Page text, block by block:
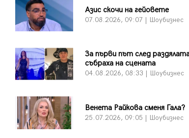
Азис скочи на гейовете
07.08.2026, 09:07 | Шоубизнес
За първи път след
събраха на сцената
04.08.2026, 08:33 | Шоубизнес
Венета Райкова сменя Гала?
25.07.2026, 09:05 | Шоубизнес